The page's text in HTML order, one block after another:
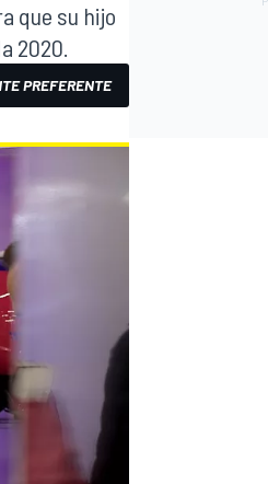
que su hijo
2020.
PREFERENTE